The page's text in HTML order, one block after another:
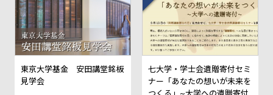
東京大学基金 安田講堂銘板
見学会
七大学・学士会遺贈寄付セミ
ナー「あなたの想いが未来を